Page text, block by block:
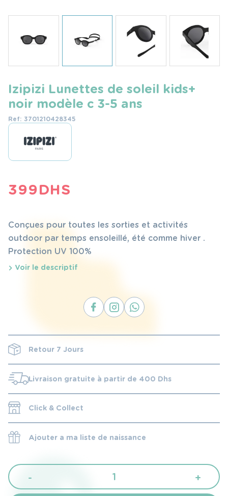
Izipizi Lunettes de soleil kids+
noir modèle c 3-5 ans
Ref: 3701210428345
399DHS
Conçues pour toutes les sorties et activités
outdoor par temps ensoleillé, été comme hiver .
Protection UV 100%
Voir le descriptif
Retour 7 Jours
Livraison gratuite à partir de 400 Dhs
Click & Collect
Ajouter a ma liste de naissance
-
quantité
de
+